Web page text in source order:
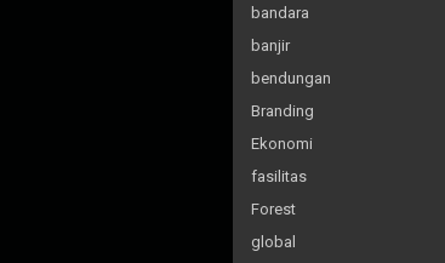
bandara
banjir
bendungan
Branding
Ekonomi
fasilitas
Forest
global